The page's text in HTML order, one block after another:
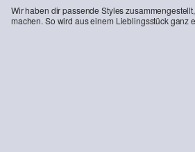
Wir haben dir passende Styles
machen. So wird aus einem Lieblingsstück ganz